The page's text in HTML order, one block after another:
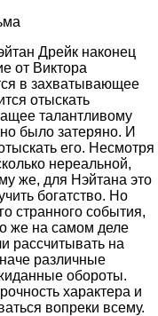
Дрейк наконец
от Виктора
в захватывающее
отыскать
талантливому
было затеряно. И
его. Несмотря
нереальной,
же, для Нэйтана это
богатство. Но
странного события,
же на самом деле
рассчитывать на
различные
обороты.
характера и
вопреки всему.